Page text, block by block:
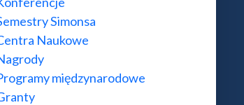
Simonsa
Naukowe
międzynarodowe